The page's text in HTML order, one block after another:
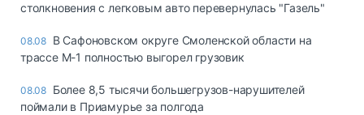
столкновения с легковым авто перевернулась "Газель"
08.08 В Сафоновском округе Смоленской области на
трассе М-1 полностью выгорел грузовик
08.08 Более 8,5 тысячи большегрузов-нарушителей
поймали в Приамурье за полгода